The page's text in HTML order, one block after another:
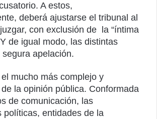
A estos,
deberá ajustarse el tribunal al
con exclusión de la “íntima
de igual modo, las distintas
apelación.
mucho más complejo y
la opinión pública. Conformada
de comunicación, las
políticas, entidades de la